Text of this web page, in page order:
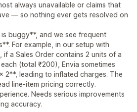
always unavailable or claims that
— so nothing ever gets resolved on
buggy**, and we see frequent
For example, in our setup with
if a Sales Order contains 2 units of a
(total ₹200), Envia sometimes
2**, leading to inflated charges. The
line-item pricing correctly.
Needs serious improvements
accuracy.